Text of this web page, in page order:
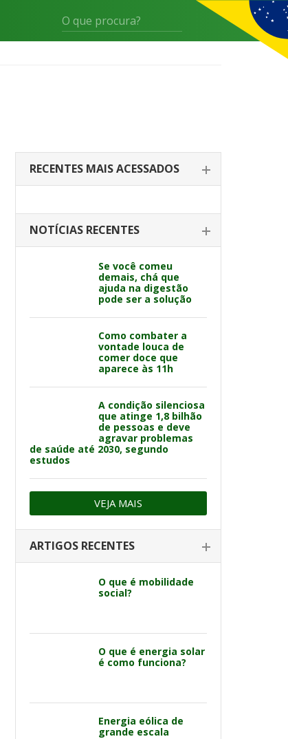
RECENTES MAIS ACESSADOS
NOTÍCIAS RECENTES
Se você comeu
demais, chá que
ajuda na digestão
pode ser a solução
Como combater a
vontade louca de
comer doce que
aparece às 11h
A condição silenciosa
que atinge 1,8 bilhão
de pessoas e deve
agravar problemas
de saúde até 2030, segundo
estudos
VEJA MAIS
ARTIGOS RECENTES
O que é mobilidade
social?
O que é energia solar
é como funciona?
Energia eólica de
grande escala